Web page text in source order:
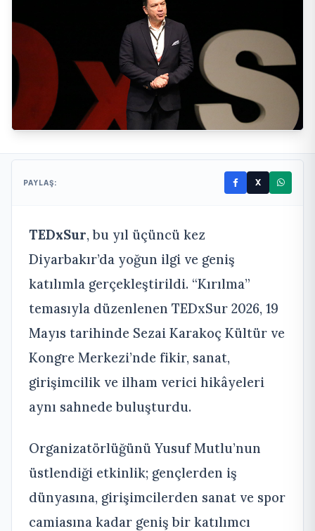
PAYLAŞ: X
TEDxSur, bu yıl üçüncü kez
Diyarbakır’da yoğun ilgi ve geniş
katılımla gerçekleştirildi. “Kırılma”
temasıyla düzenlenen TEDxSur 2026, 19
Mayıs tarihinde Sezai Karakoç Kültür ve
Kongre Merkezi’nde fikir, sanat,
girişimcilik ve ilham verici hikâyeleri
aynı sahnede buluşturdu.
Organizatörlüğünü Yusuf Mutlu’nun
üstlendiği etkinlik; gençlerden iş
dünyasına, girişimcilerden sanat ve spor
camiasına kadar geniş bir katılımcı